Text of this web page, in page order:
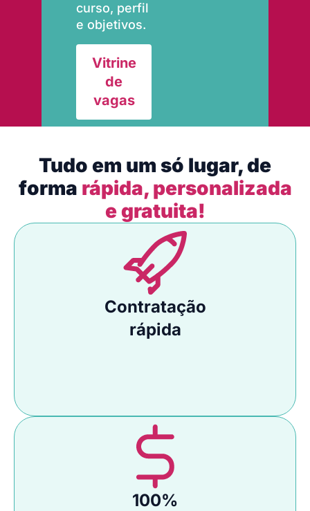
curso, perfil
e objetivos.
Vitrine
de
vagas
Tudo em um só lugar, de
forma rápida, personalizada
e gratuita!
Contratação
rápida
100%